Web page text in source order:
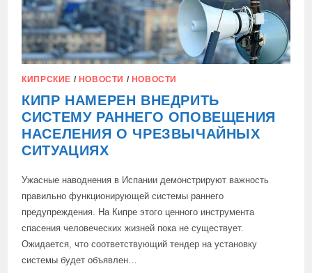
КИПРСКИЕ / НОВОСТИ / НОВОСТИ
КИПР НАМЕРЕН ВНЕДРИТЬ
СИСТЕМУ РАННЕГО ОПОВЕЩЕНИЯ
НАСЕЛЕНИЯ О ЧРЕЗВЫЧАЙНЫХ
СИТУАЦИЯХ
Ужасные наводнения в Испании демонстрируют важность
правильно функционирующей системы раннего
предупреждения. На Кипре этого ценного инструмента
спасения человеческих жизней пока не существует.
Ожидается, что соответствующий тендер на установку
системы будет объявлен…